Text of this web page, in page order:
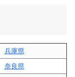
兵庫県
奈良県